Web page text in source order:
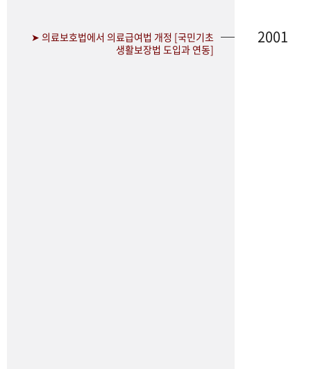
➤ 의료보호법에서 의료급여법 개정 [국민기초
생활보장법 도입과 연동]
2001